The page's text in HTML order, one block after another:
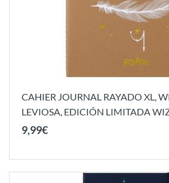
CAHIER JOURNAL RAYADO XL,
LEVIOSA, EDICIÓN LIMITADA
9,99€